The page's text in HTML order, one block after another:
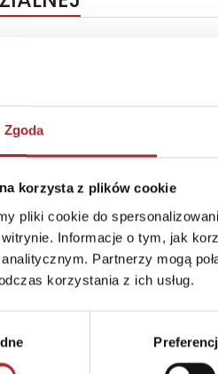
Zgoda
korzysta z plików cookie
pliki cookie do
Informacje o tym, jak
Partnerzy mogą
korzystania z ich usług.